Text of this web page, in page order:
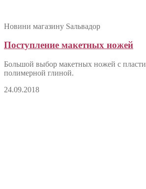
Новини магазину Sальвадор
Поступление макетных ножей
Большой выбор макетных ножей с
полимерной глиной.
24.09.2018